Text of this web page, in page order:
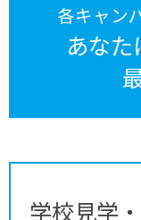
各キャン
あな
学校見学